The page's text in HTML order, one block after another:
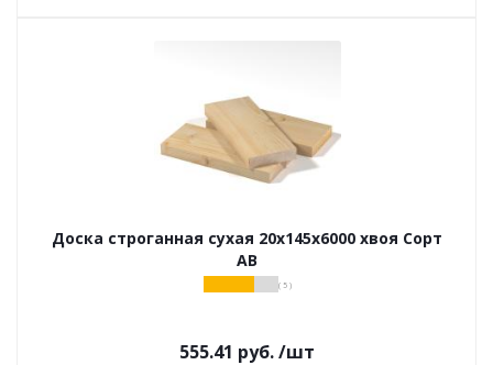
Доска строганная сухая 20х145х6000 хвоя Сорт
АВ
( 5 )
555.41 руб./шт